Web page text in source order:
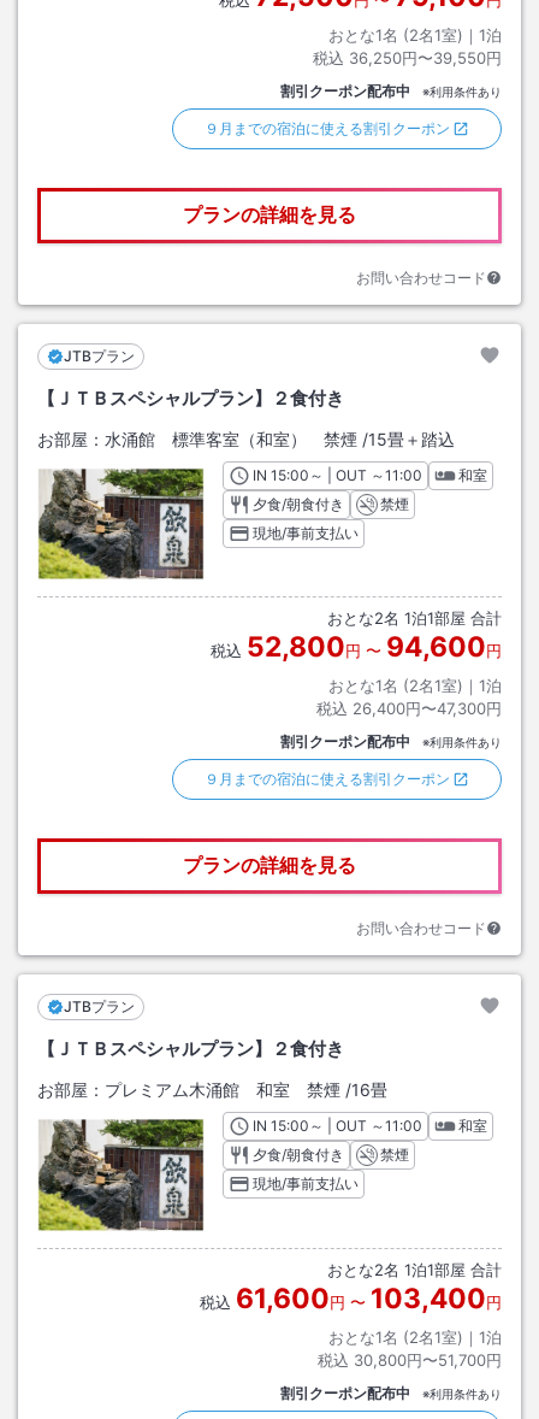
おとな1名 (2名1室)｜ 1泊
税込 36,250円〜39,550円
割引クーポン配布中 ※利用条件あり
９月までの宿泊に使える割引クーポン
プランの詳細を見る
お問い合わせコード
JTBプラン
【ＪＴＢスペシャルプラン】２食付き
お部屋： 水涌館 標準客室（和室） 禁煙 /15畳＋踏込
INチェックイン
15:00 ～ | OUT チェックアウト
～11:00
和室
夕食/朝食付き
禁煙
現地/事前支払い
おとな2名 1泊1部屋 合計
税込 52,800円 〜 94,600円
おとな1名 (2名1室)｜ 1泊
税込 26,400円〜47,300円
割引クーポン配布中 ※利用条件あり
９月までの宿泊に使える割引クーポン
プランの詳細を見る
お問い合わせコード
JTBプラン
【ＪＴＢスペシャルプラン】２食付き
お部屋： プレミアム木涌館 和室 禁煙 /16畳
INチェックイン
15:00 ～ | OUT チェックアウト
～11:00
和室
夕食/朝食付き
禁煙
現地/事前支払い
おとな2名 1泊1部屋 合計
税込 61,600円 〜 103,400円
おとな1名 (2名1室)｜ 1泊
税込 30,800円〜51,700円
割引クーポン配布中 ※利用条件あり